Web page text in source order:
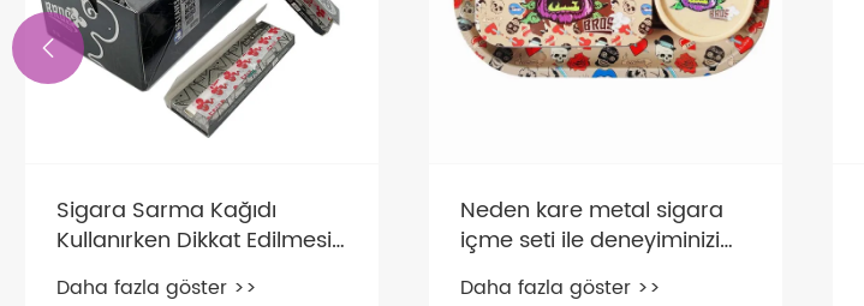
Reçine Kül Tablaları İçin
Güvenli mi?
Daha fazla göster >>
Rulo Kağıt Nedir?
Daha fazla göster >>
